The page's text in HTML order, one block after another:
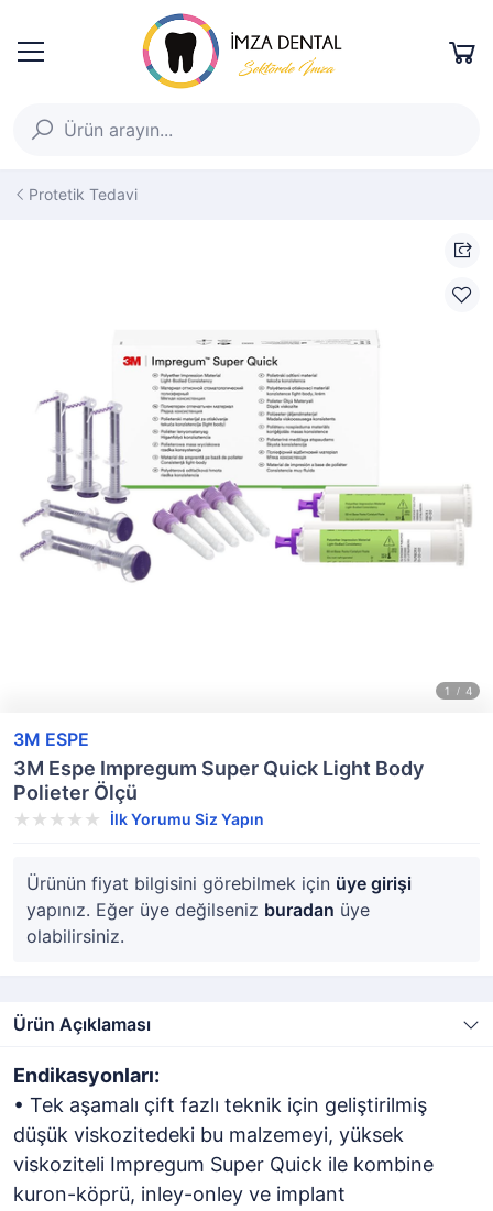
Protetik Tedavi
3M ESPE
3M Espe Impregum Super Quick Light Body
Polieter Ölçü
İlk Yorumu Siz Yapın
Ürünün fiyat bilgisini görebilmek için üye girişi
yapınız. Eğer üye değilseniz buradan üye
olabilirsiniz.
Ürün Açıklaması
Endikasyonları:
• Tek aşamalı çift fazlı teknik için geliştirilmiş
düşük viskozitedeki bu malzemeyi, yüksek
viskoziteli Impregum Super Quick ile kombine
kuron-köprü, inley-onley ve implant